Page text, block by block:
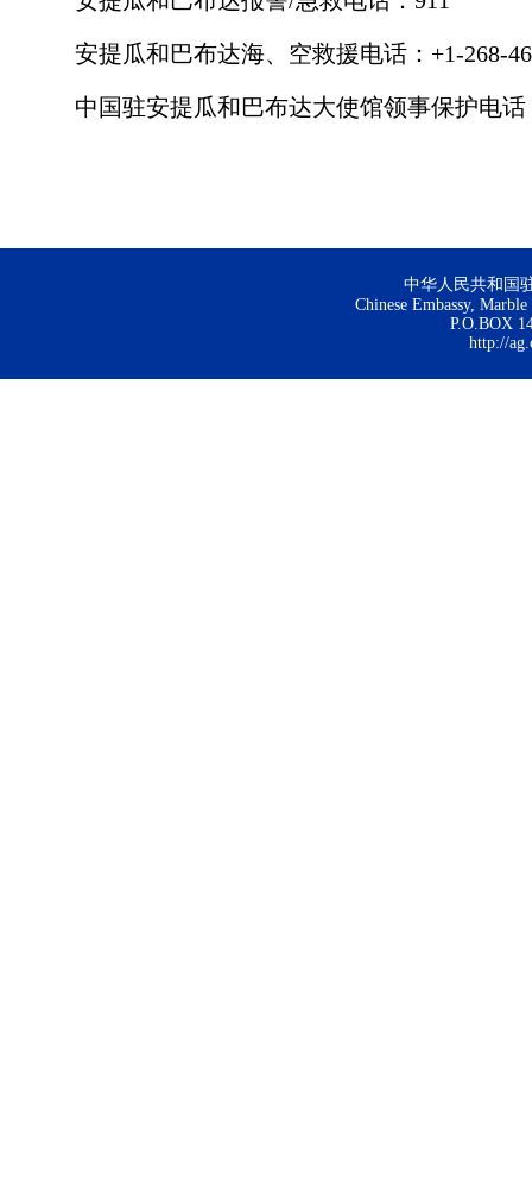
安提瓜和巴布达海、空救援电话：+1-268-
中国驻安提瓜和巴布达大使馆领事保护电话
中华人民共和国
Chinese Embassy,
P.O.BOX
http://